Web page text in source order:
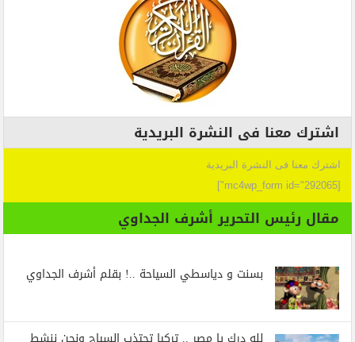
اشترك معنا فى النشرة البريدية
اشترك معنا فى النشرة البريدية
[mc4wp_form id="292065"]
مقال رئيس التحرير أشرف الجداوي
بسنت و دياسطي السياحة ..! بقلم أشرف الجداوي